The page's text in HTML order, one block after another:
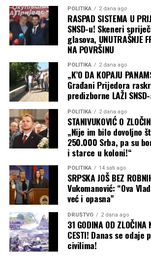
POLITIKA 2 dana ago
RASPAD SISTEMA U
SNSD-u! Skeneri
glasova, UNUTRAŠNJE
NA POVRŠINU
POLITIKA 2 dana ago
„K’O DA KOPAJU
Građani Prijedora
predizborne LAŽI
POLITIKA 2 dana ago
STANIVUKOVIĆ O
„Nije im bilo dovoljno
250.000 Srba, pa su
i starce u koloni!“
POLITIKA 14 sati ago
SRPSKA JOŠ BEZ
Vukomanović: “Ova
već i opasna”
DRUŠTVO 2 dana ago
31 GODINA OD ZLOČINA
CESTI! Danas se
civilima!